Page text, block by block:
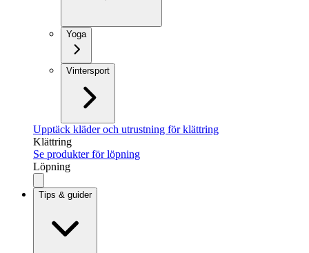
Yoga
Vintersport
Upptäck kläder och utrustning för klättring
Klättring
Se produkter för löpning
Löpning
Tips & guider